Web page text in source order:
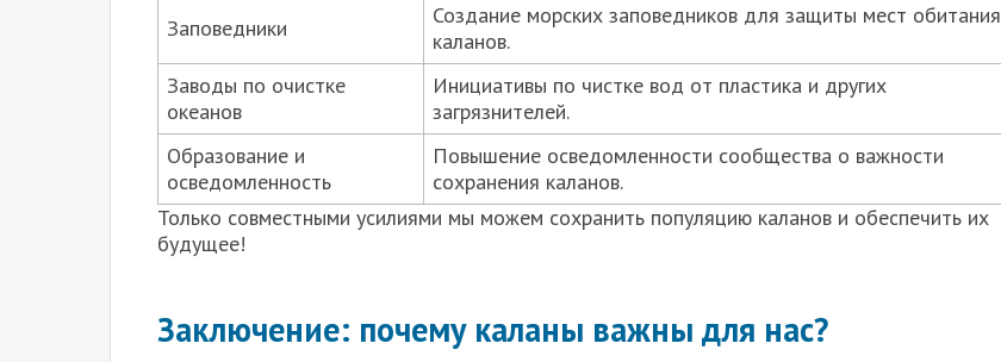
Заповедники
Создание морских заповедников для защиты мест обитания
каланов.
Заводы по очистке
океанов
Инициативы по чистке вод от пластика и других
загрязнителей.
Образование и
осведомленность
Повышение осведомленности сообщества о важности
сохранения каланов.
Только совместными усилиями мы можем сохранить популяцию каланов и обеспечить их
будущее!
Заключение: почему каланы важны для нас?